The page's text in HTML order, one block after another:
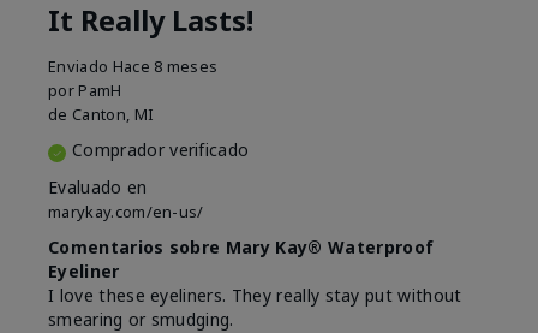
It Really Lasts!
Enviado Hace 8 meses
por PamH
de Canton, MI
Comprador verificado
Evaluado en
marykay.com/en-us/
Comentarios sobre Mary Kay® Waterproof
Eyeliner
I love these eyeliners. They really stay put without
smearing or smudging.